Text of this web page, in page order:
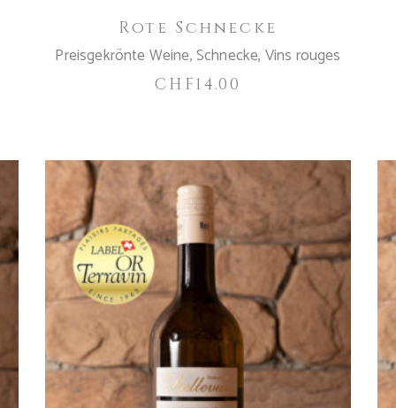
Rote Schnecke
Preisgekrönte Weine,Schnecke, Vins rouges
CHF14.00